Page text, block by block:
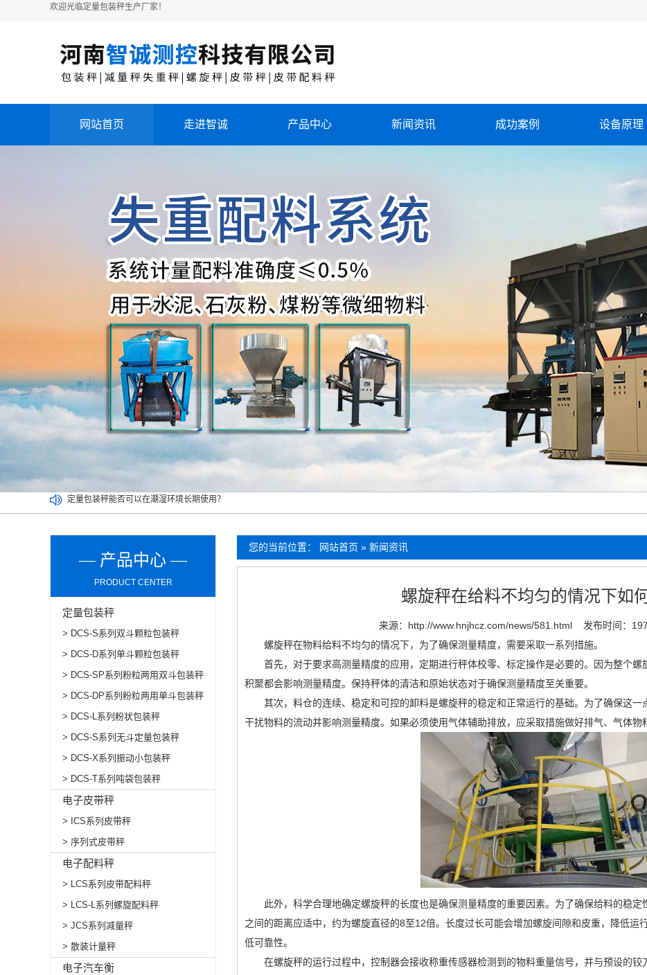
欢迎光临定量包装秤生产厂家！
网站首页 走进智诚 产品中心 新闻资讯 成功案例 设备原理
介绍双工位定量包装秤清洁及维护环节的操作事项
买二手定量包装秤一定要考虑以下因素，切记！
您的当前位置： 网站首页 » 新闻资讯
螺旋秤在给料不均匀的情况下如
来源： http://www.hnjhcz.com/news/581.html 发布时间：
螺旋秤在物料给料不均匀的情况下，为了确保测量精度，需要采取一系列措施。
首先，对于要求高测量精度的应用，定期进行秤体校零、标定操作是必要的。因为整个螺
积聚都会影响测量精度。保持秤体的清洁和原始状态对于确保测量精度至关重要。
其次，料仓的连续、稳定和可控的卸料是螺旋秤的稳定和正常运行的基础。为了确保这一
干扰物料的流动并影响测量精度。如果必须使用气体辅助排放，应采取措施做好排气、气体物
此外，科学合理地确定螺旋秤的长度也是确保测量精度的重要因素。为了确保给料的稳定
之间的距离应适中，约为螺旋直径的8至12倍。长度过长可能会增加螺旋间隙和皮重，降低运
低可靠性。
在螺旋秤的运行过程中，控制器会接收称重传感器检测到的物料重量信号，并与预设的铰
— 产品中心 —
PRODUCT CENTER
定量包装秤
> DCS-S系列双斗颗粒包装秤
> DCS-D系列单斗颗粒包装秤
> DCS-SP系列粉粒两用双斗包装秤
> DCS-DP系列粉粒两用单斗包装秤
> DCS-L系列粉状包装秤
> DCS-S系列无斗定量包装秤
> DCS-X系列振动小包装秤
> DCS-T系列吨袋包装秤
电子皮带秤
> ICS系列皮带秤
> 序列式皮带秤
电子配料秤
> LCS系列皮带配料秤
> LCS-L系列螺旋配料秤
> JCS系列减量秤
> 散装计量秤
电子汽车衡